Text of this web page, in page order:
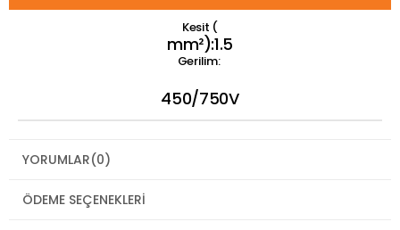
Kesit (
mm²):1.5
Gerilim:
450/750V
YORUMLAR(0)
ÖDEME SEÇENEKLERI